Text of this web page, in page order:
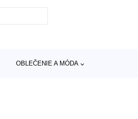
OBLEČENIE A MÓDA